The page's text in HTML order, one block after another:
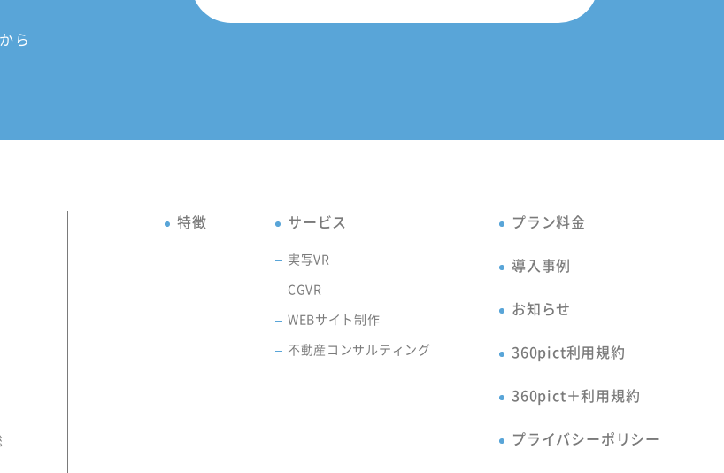
ら
特徴 サービス
実写VR
CGVR
WEBサイト制作
不動産コンサルティング
プラン料金
導入事例
お知らせ
360pict利用規約
360pict＋利用規約
プライバシーポリシー